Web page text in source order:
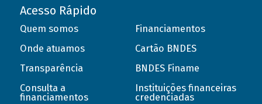
Acesso Rápido
Quem somos
Onde atuamos
Transparência
Consulta a
financiamentos
Financiamentos
Cartão BNDES
BNDES Finame
Instituições financeiras
credenciadas